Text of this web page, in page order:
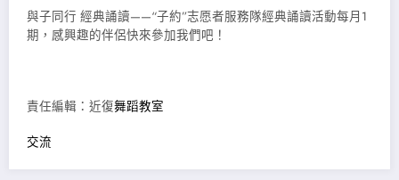
與子同行 經典誦讀——“子約”志愿者服務隊經典誦讀活動每月1
期，感興趣的伴侶快來參加我們吧！
責任編輯：近復舞蹈教室
交流